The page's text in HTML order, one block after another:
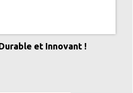
et Innovant !